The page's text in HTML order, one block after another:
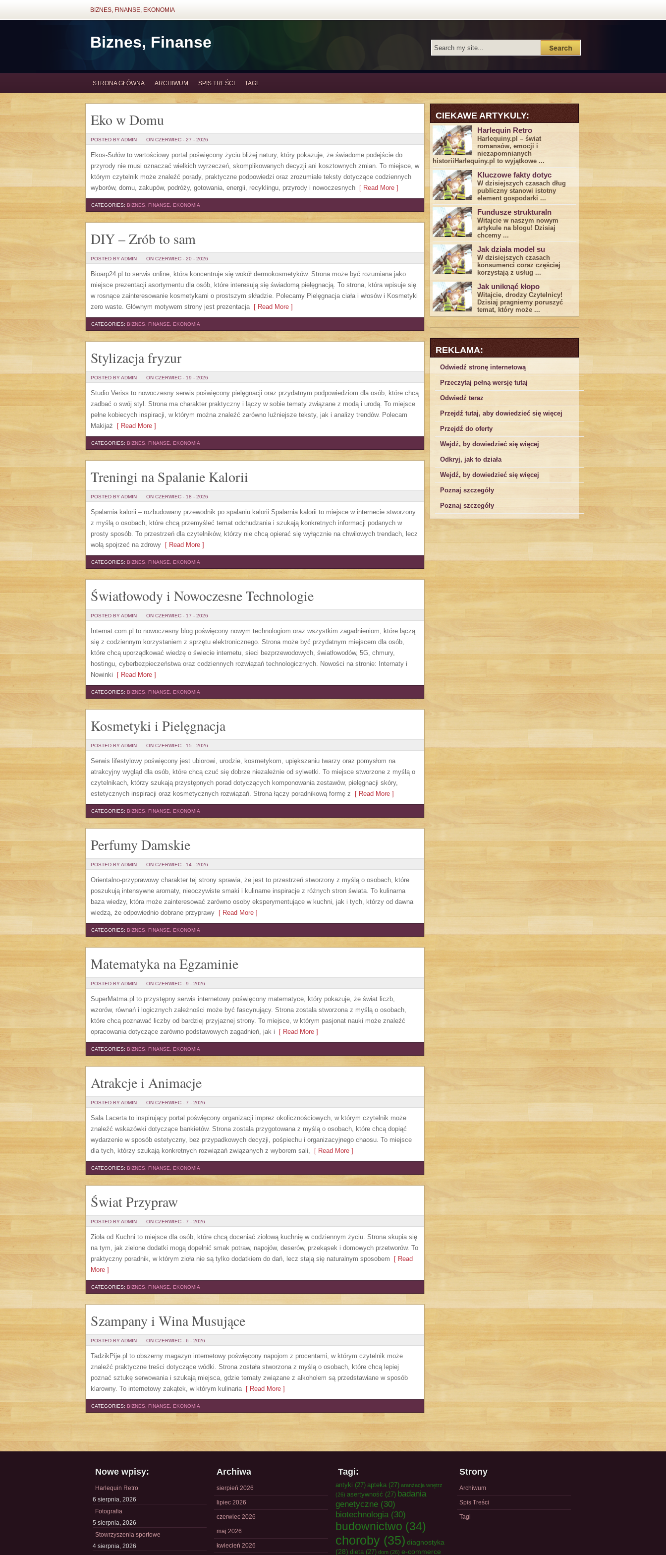
BIZNES, FINANSE, EKONOMIA
Biznes, Finanse
STRONA GŁÓWNA ARCHIWUM SPIS TREŚCI TAGI
Eko w Domu
POSTED BY ADMIN ON CZERWIEC - 27 - 2026
Ekos-Sułów to wartościowy portal poświęcony życiu bliżej natury, który pokazuje, że świadome podejście do
przyrody nie musi oznaczać wielkich wyrzeczeń, skomplikowanych decyzji ani kosztownych zmian. To miejsce, w
którym czytelnik może znaleźć porady, praktyczne podpowiedzi oraz zrozumiałe teksty dotyczące codziennych
wyborów, domu, zakupów, podróży, gotowania, energii, recyklingu, przyrody i nowoczesnych [ Read More ]
CATEGORIES: BIZNES, FINANSE, EKONOMIA
DIY – Zrób to sam
POSTED BY ADMIN ON CZERWIEC - 20 - 2026
Bioarp24.pl to serwis online, która koncentruje się wokół dermokosmetyków. Strona może być rozumiana jako
miejsce prezentacji asortymentu dla osób, które interesują się świadomą pielęgnacją. To strona, która wpisuje się
w rosnące zainteresowanie kosmetykami o prostszym składzie. Polecamy Pielęgnacja ciała i włosów i Kosmetyki
zero waste. Głównym motywem strony jest prezentacja[ Read More ]
CATEGORIES: BIZNES, FINANSE, EKONOMIA
Stylizacja fryzur
POSTED BY ADMIN ON CZERWIEC - 19 - 2026
Studio Veriss to nowoczesny serwis poświęcony pielęgnacji oraz przydatnym podpowiedziom dla osób, które chcą
zadbać o swój styl. Strona ma charakter praktyczny i łączy w sobie tematy związane z modą i urodą. To miejsce
pełne kobiecych inspiracji, w którym można znaleźć zarówno luźniejsze teksty, jak i analizy trendów. Polecam
Makijaż [ Read More ]
CATEGORIES: BIZNES, FINANSE, EKONOMIA
Treningi na Spalanie Kalorii
POSTED BY ADMIN ON CZERWIEC - 18 - 2026
Spalarnia kalorii – rozbudowany przewodnik po spalaniu kalorii Spalarnia kalorii to miejsce w internecie stworzony
z myślą o osobach, które chcą przemyśleć temat odchudzania i szukają konkretnych informacji podanych w
prosty sposób. To przestrzeń dla czytelników, którzy nie chcą opierać się wyłącznie na chwilowych trendach, lecz
wolą spojrzeć na zdrowy [ Read More ]
CATEGORIES: BIZNES, FINANSE, EKONOMIA
Światłowody i Nowoczesne Technologie
POSTED BY ADMIN ON CZERWIEC - 17 - 2026
Internat.com.pl to nowoczesny blog poświęcony nowym technologiom oraz wszystkim zagadnieniom, które łączą
się z codziennym korzystaniem z sprzętu elektronicznego. Strona może być przydatnym miejscem dla osób,
które chcą uporządkować wiedzę o świecie internetu, sieci bezprzewodowych, światłowodów, 5G, chmury,
hostingu, cyberbezpieczeństwa oraz codziennych rozwiązań technologicznych. Nowości na stronie: Internaty i
Nowinki [ Read More ]
CATEGORIES: BIZNES, FINANSE, EKONOMIA
Kosmetyki i Pielęgnacja
POSTED BY ADMIN ON CZERWIEC - 15 - 2026
Serwis lifestylowy poświęcony jest ubiorowi, urodzie, kosmetykom, upiększaniu twarzy oraz pomysłom na
atrakcyjny wygląd dla osób, które chcą czuć się dobrze niezależnie od sylwetki. To miejsce stworzone z myślą o
czytelnikach, którzy szukają przystępnych porad dotyczących komponowania zestawów, pielęgnacji skóry,
estetycznych inspiracji oraz kosmetycznych rozwiązań. Strona łączy poradnikową formę z [ Read More ]
CATEGORIES: BIZNES, FINANSE, EKONOMIA
Perfumy Damskie
POSTED BY ADMIN ON CZERWIEC - 14 - 2026
Orientalno-przyprawowy charakter tej strony sprawia, że jest to przestrzeń stworzony z myślą o osobach, które
poszukują intensywne aromaty, nieoczywiste smaki i kulinarne inspiracje z różnych stron świata. To kulinarna
baza wiedzy, która może zainteresować zarówno osoby eksperymentujące w kuchni, jak i tych, którzy od dawna
wiedzą, że odpowiednio dobrane przyprawy [ Read More ]
CATEGORIES: BIZNES, FINANSE, EKONOMIA
Matematyka na Egzaminie
POSTED BY ADMIN ON CZERWIEC - 9 - 2026
SuperMatma.pl to przystępny serwis internetowy poświęcony matematyce, który pokazuje, że świat liczb,
wzorów, równań i logicznych zależności może być fascynujący. Strona została stworzona z myślą o osobach,
które chcą poznawać liczby od bardziej przyjaznej strony. To miejsce, w którym pasjonat nauki może znaleźć
opracowania dotyczące zarówno podstawowych zagadnień, jak i [ Read More ]
CATEGORIES: BIZNES, FINANSE, EKONOMIA
Atrakcje i Animacje
POSTED BY ADMIN ON CZERWIEC - 7 - 2026
Sala Lacerta to inspirujący portal poświęcony organizacji imprez okolicznościowych, w którym czytelnik może
znaleźć wskazówki dotyczące bankietów. Strona została przygotowana z myślą o osobach, które chcą dopiąć
wydarzenie w sposób estetyczny, bez przypadkowych decyzji, pośpiechu i organizacyjnego chaosu. To miejsce
dla tych, którzy szukają konkretnych rozwiązań związanych z wyborem sali, [ Read More ]
CATEGORIES: BIZNES, FINANSE, EKONOMIA
Świat Przypraw
POSTED BY ADMIN ON CZERWIEC - 7 - 2026
Zioła od Kuchni to miejsce dla osób, które chcą doceniać ziołową kuchnię w codziennym życiu. Strona skupia się
na tym, jak zielone dodatki mogą dopełnić smak potraw, napojów, deserów, przekąsek i domowych przetworów. To
praktyczny poradnik, w którym zioła nie są tylko dodatkiem do dań, lecz stają się naturalnym sposobem [ Read
More ]
CATEGORIES: BIZNES, FINANSE, EKONOMIA
Szampany i Wina Musujące
POSTED BY ADMIN ON CZERWIEC - 6 - 2026
TadzikPije.pl to obszerny magazyn internetowy poświęcony napojom z procentami, w którym czytelnik może
znaleźć praktyczne treści dotyczące wódki. Strona została stworzona z myślą o osobach, które chcą lepiej
poznać sztukę serwowania i szukają miejsca, gdzie tematy związane z alkoholem są przedstawiane w sposób
klarowny. To internetowy zakątek, w którym kulinaria[ Read More ]
CATEGORIES: BIZNES, FINANSE, EKONOMIA
CIEKAWE ARTYKULY:
Harlequin Retro
Harlequiny.pl – świat
romansów, emocji i
niezapomnianych
historiiHarlequiny.pl to wyjątkowe ...
Kluczowe fakty dotyc
W dzisiejszych czasach dług
publiczny stanowi istotny
element gospodarki ...
Fundusze strukturaln
Witajcie w naszym nowym
artykule na blogu! Dzisiaj
chcemy ...
Jak działa model su
W dzisiejszych czasach
konsumenci ‌coraz częściej
korzystają z usług⁤ ...
Jak uniknąć kłopo
Witajcie, drodzy Czytelnicy!
Dzisiaj pragniemy poruszyć
temat, który może ...
REKLAMA:
Odwiedź stronę internetową
Przeczytaj pełną wersję tutaj
Odwiedź teraz
Przejdź tutaj, aby dowiedzieć się więcej
Przejdź do oferty
Wejdź, by dowiedzieć się więcej
Odkryj, jak to działa
Wejdź, by dowiedzieć się więcej
Poznaj szczegóły
Poznaj szczegóły
Nowe wpisy:
Harlequin Retro
6 sierpnia, 2026
Fotografia
5 sierpnia, 2026
Stowrzyszenia sportowe
4 sierpnia, 2026
Archiwa
sierpień 2026
lipiec 2026
czerwiec 2026
maj 2026
kwiecień 2026
Tagi:
antyki (27) apteka (27) aranżacja wnętrz
(26) asertywność (27) badania
genetyczne (30)
biotechnologia(30)
budownictwo (34)
choroby (35) diagnostyka
(28) dieta (27) dom (26) e-commerce
Strony
Archiwum
Spis Treści
Tagi